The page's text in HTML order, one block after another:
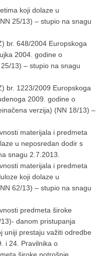
koji dolaze u
25/13) – stupio na snagu
br. 648/2004 Europskoga
2004. godine o
25/13) – stupio na snagu
br. 1223/2009 Europskoga
2009. godine o
verzija) (NN 18/13) –
materijala i predmeta
u neposredan dodir s
snagu 2.7.2013.
materijala i predmeta
koji dolaze u
62/13) – stupio na snagu
predmeta široke
13)- danom pristupanja
uniji prestaju važiti odredbe
i 24. Pravilnika o